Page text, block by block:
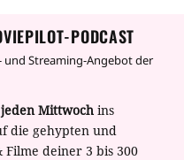
PODCAST
und Streaming-Angebot der
jeden Mittwoch ins
die gehypten und
Filme deiner 3 bis 300